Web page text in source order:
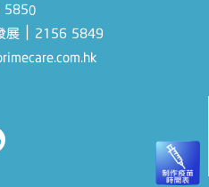
5850
展
2156 5849